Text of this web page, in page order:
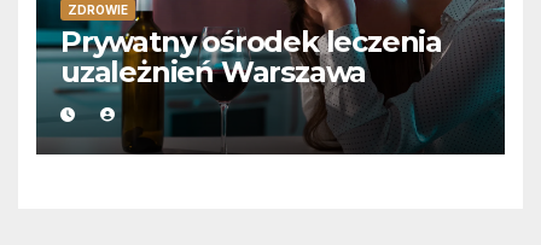
ZDROWIE
Prywatny ośrodek leczenia
uzależnień Warszawa